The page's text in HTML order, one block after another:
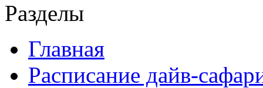
Разделы
Главная
Расписание дайв-